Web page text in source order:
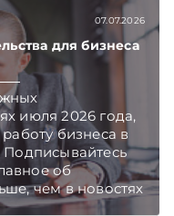
экспортного
своих товаров
и других
актов,
июля.
и Viber.
— раньше,
07.07.2026
для бизнеса
июля 2026 года,
бизнеса в
Подписывайтесь
об
чем в новостях